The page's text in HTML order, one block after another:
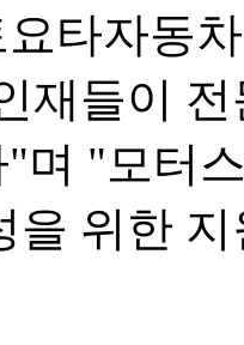
타자동
재들이
며 "모터
을 위한